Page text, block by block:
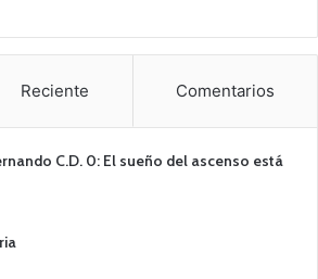
Reciente Comentarios
C.D. 0: El sueño del ascenso está